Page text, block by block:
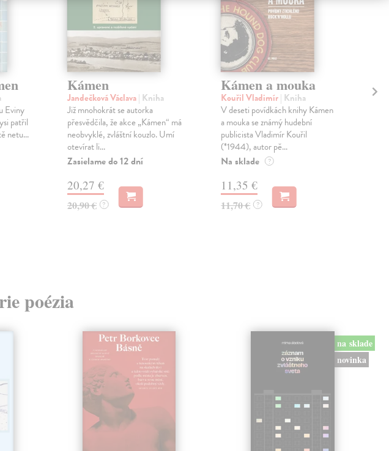
Eviny
patřil
netu...
Kámen
Jandečková Václava| Kniha
Již mnohokrát se autorka
přesvědčila, že akce „Kámen“ má
neobvyklé, zvláštní kouzlo. Umí
otevírat li...
Zasielame do 12 dní
20,27 €
20,90 € ?
Kámen a mouka
Kouřil Vladimír| Kniha
V deseti povídkách knihy Kámen
a mouka se známý hudební
publicista Vladimír Kouřil
(*1944), autor pě...
Na sklade ?
11,35 €
11,70 € ?
poézia
na sklade
novinka